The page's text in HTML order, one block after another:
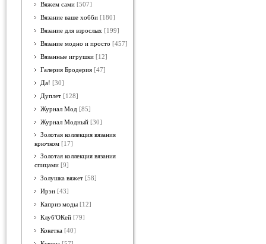
Вяжем сами [507]
Вязание ваше хобби [180]
Вязание для взрослых [199]
Вязание модно и просто [457]
Вязанные игрушки [12]
Галерия Бродерия [47]
Да! [30]
Дуплет [128]
Журнал Мод [85]
Журнал Модный [30]
Золотая коллекция вязания
крючком [17]
Золотая коллекция вязания
спицами [9]
Золушка вяжет [58]
Ирэн [43]
Каприз моды [12]
Клуб'ОКей [79]
Кокетка [40]